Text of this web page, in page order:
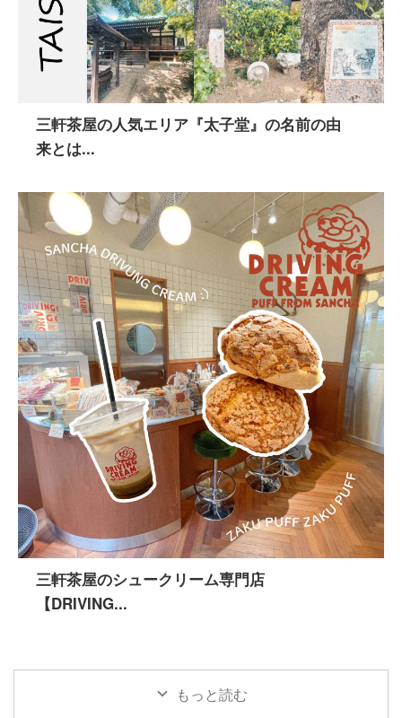
三軒茶屋の人気エリア『太子堂』の名前の由
来とは...
三軒茶屋のシュークリーム専門店
【DRIVING...
もっと読む